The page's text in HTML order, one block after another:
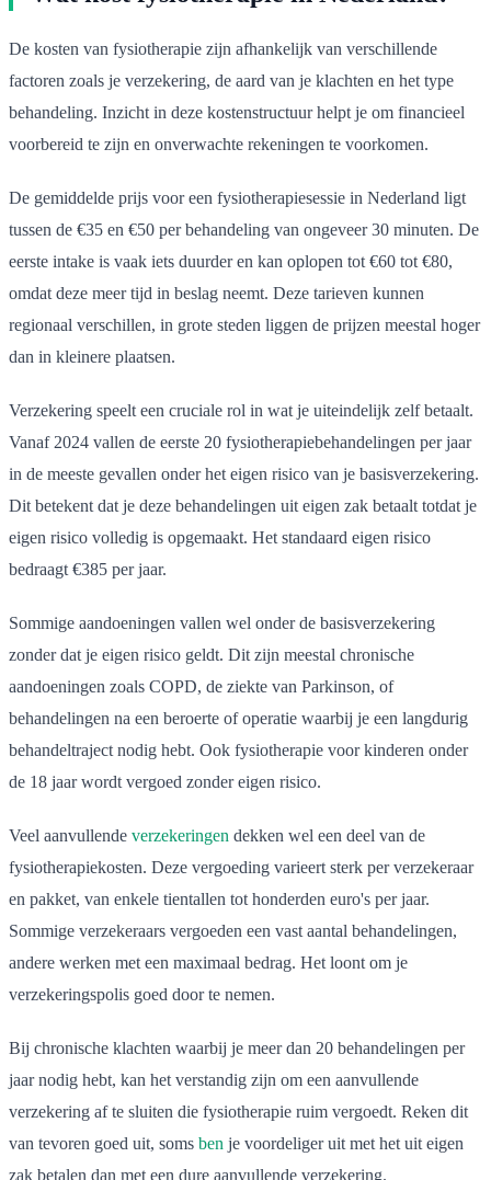
De kosten van fysiotherapie zijn afhankelijk van verschillende
factoren zoals je verzekering, de aard van je klachten en het type
behandeling. Inzicht in deze kostenstructuur helpt je om financieel
voorbereid te zijn en onverwachte rekeningen te voorkomen.
De gemiddelde prijs voor een fysiotherapiesessie in Nederland ligt
tussen de €35 en €50 per behandeling van ongeveer 30 minuten. De
eerste intake is vaak iets duurder en kan oplopen tot €60 tot €80,
omdat deze meer tijd in beslag neemt. Deze tarieven kunnen
regionaal verschillen, in grote steden liggen de prijzen meestal hoger
dan in kleinere plaatsen.
Verzekering speelt een cruciale rol in wat je uiteindelijk zelf betaalt.
Vanaf 2024 vallen de eerste 20 fysiotherapiebehandelingen per jaar
in de meeste gevallen onder het eigen risico van je basisverzekering.
Dit betekent dat je deze behandelingen uit eigen zak betaalt totdat je
eigen risico volledig is opgemaakt. Het standaard eigen risico
bedraagt €385 per jaar.
Sommige aandoeningen vallen wel onder de basisverzekering
zonder dat je eigen risico geldt. Dit zijn meestal chronische
aandoeningen zoals COPD, de ziekte van Parkinson, of
behandelingen na een beroerte of operatie waarbij je een langdurig
behandeltraject nodig hebt. Ook fysiotherapie voor kinderen onder
de 18 jaar wordt vergoed zonder eigen risico.
Veel aanvullende verzekeringen dekken wel een deel van de
fysiotherapiekosten. Deze vergoeding varieert sterk per verzekeraar
en pakket, van enkele tientallen tot honderden euro's per jaar.
Sommige verzekeraars vergoeden een vast aantal behandelingen,
andere werken met een maximaal bedrag. Het loont om je
verzekeringspolis goed door te nemen.
Bij chronische klachten waarbij je meer dan 20 behandelingen per
jaar nodig hebt, kan het verstandig zijn om een aanvullende
verzekering af te sluiten die fysiotherapie ruim vergoedt. Reken dit
van tevoren goed uit, soms ben je voordeliger uit met het uit eigen
zak betalen dan met een dure aanvullende verzekering.